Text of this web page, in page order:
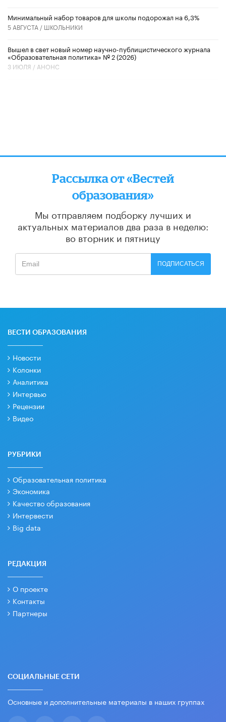
Минимальный набор товаров для школы подорожал на 6,3%
5 АВГУСТА / ШКОЛЬНИКИ
Вышел в свет новый номер научно-публицистического журнала
«Образовательная политика» № 2 (2026)
3 ИЮЛЯ / АНОНС
Рассылка от «Вестей
образования»
Мы отправляем подборку лучших и
актуальных материалов два раза в неделю:
во вторник и пятницу
ПОДПИСАТЬСЯ
ВЕСТИ ОБРАЗОВАНИЯ
Новости
Колонки
Аналитика
Интервью
Рецензии
Видео
РУБРИКИ
Образовательная политика
Экономика
Качество образования
Интервести
Big data
РЕДАКЦИЯ
О проекте
Контакты
Партнеры
СОЦИАЛЬНЫЕ СЕТИ
Основные и дополнительные материалы в наших группах